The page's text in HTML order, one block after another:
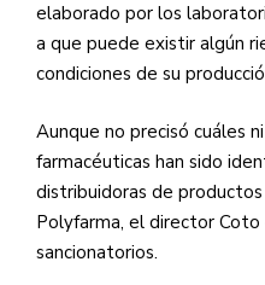
elaborado por los
a que puede existir algún
condiciones de su
Aunque no precisó cuáles
farmacéuticas han sido
distribuidoras de
Polyfarma, el director Coto
sancionatorios.